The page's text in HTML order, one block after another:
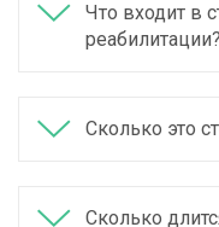
Что входит в
реабилитации?
Сколько это
Сколько